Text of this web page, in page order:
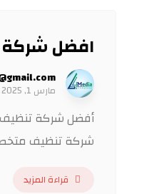
افضل شركة
مارس 1, 2025
أفضل شركة تنظيف
شركة تنظيف
قراءة المزيد